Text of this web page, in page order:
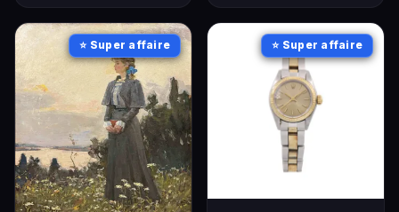
⭐ Super affaire ⭐ Super affaire